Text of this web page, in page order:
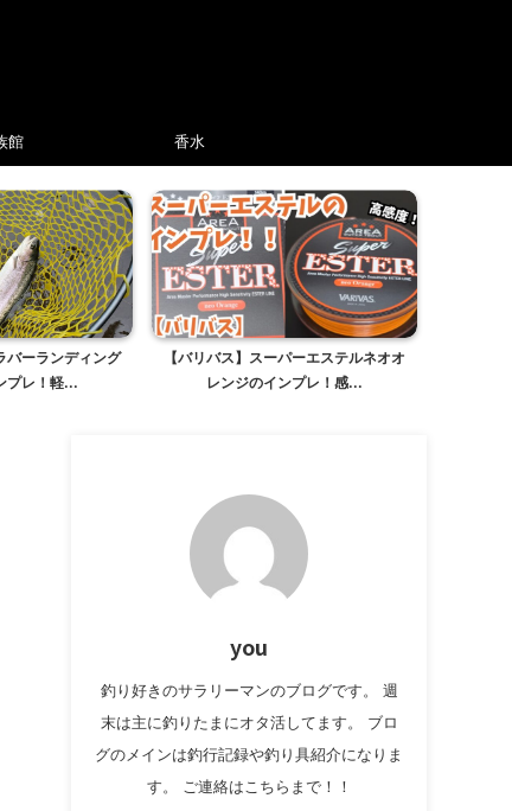
館 香水
ーランディング
プレ！軽...
【バリバス】スーパーエステルネオオ
レンジのインプレ！感...
you
釣り好きのサラリーマンのブログです。 週
末は主に釣りたまにオタ活してます。 ブロ
グのメインは釣行記録や釣り具紹介になりま
す。 ご連絡はこちらまで！！